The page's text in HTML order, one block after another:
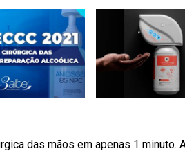
das mãos em apenas 1 minuto.